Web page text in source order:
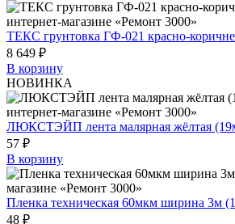
ТЕКС грунтовка ГФ-021 красно-
8 649 ₽
В корзину
НОВИНКА
ЛЮКСТЭЙП лента малярная жёлтая
57 ₽
В корзину
Пленка техническая 60мкм ширина 3м
48 ₽